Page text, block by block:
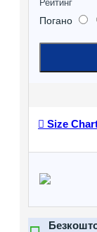
Рейтинг
Погано
Size